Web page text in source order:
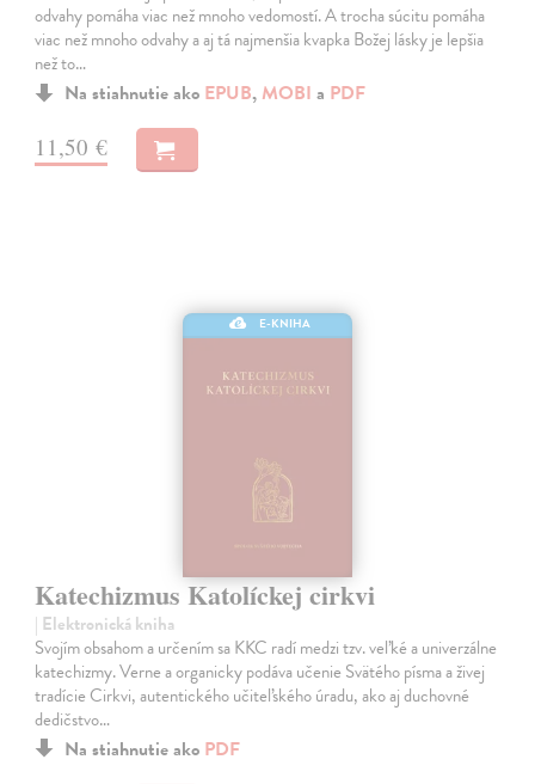
odvahy pomáha viac než mnoho vedomostí. A trocha súcitu pomáha
viac než mnoho odvahy a aj tá najmenšia kvapka Božej lásky je lepšia
než to…
Na stiahnutie ako EPUB, MOBI a PDF
11,50 €
E-KNIHA
Katechizmus Katolíckej cirkvi
| Elektronická kniha
Svojím obsahom a určením sa KKC radí medzi tzv. veľké a univerzálne
katechizmy. Verne a organicky podáva učenie Svätého písma a živej
tradície Cirkvi, autentického učiteľského úradu, ako aj duchovné
dedičstvo…
Na stiahnutie ako PDF